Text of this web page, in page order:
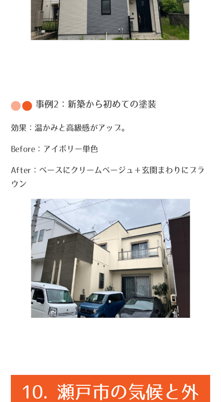
事例2：新築から初めての塗装
効果 ：温かみと高級感がアップ。
Before ：アイボリー単色
After ：ベースにクリームベージュ＋玄関まわりにブラ
ウン
10. 瀬戸市の気候と外